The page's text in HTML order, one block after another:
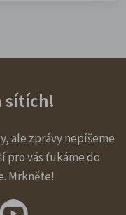
sítích!
ale zprávy nepíšeme
pro vás ťukáme do
Mrkněte!